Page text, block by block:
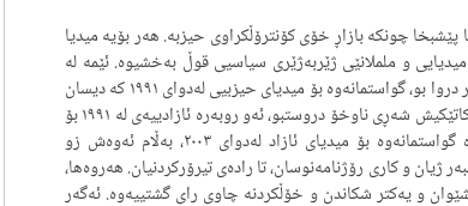
پێشبخا چونکە بازاڕ خۆی کۆنترۆڵکراوی حیزبە. هەر بۆیە میدیا
و ململانێی ژێربەژێری سیاسیی قوڵ بەخشیوە. ئێمە لە
میدیای بەعسەوە کە میدیایەک بو بە بەرگی دەستەڵاتدارێتییەکی تۆتالیتار دروا بو، گواستمانەوە بۆ میدیای حیزبیی لەدوای ١٩٩١ کە دیسان
میدیایەکی نادیموکرات بو و گرنگی بە ئازادیی و دیدی رەخنەیی نەدەدا. کاتێکیش شەڕی ناوخۆ دروستبو، ئەو روبەرە ئازادییەی لە ١٩٩١ بۆ
١٩٩٤ دروستبوبو، بەتەواوی کوژرا. لە میدیای حیزبیی نادیموکراتیکەوە گواستمانەوە بۆ میدیای ئازاد لەدوای ٢٠٠٣، بەڵام ئەوەش زو
ژیان و کاری رۆژنامەنوسان، تا رادەی تیرۆرکردنیان. هەروەها،
و یەکتر شکاندن و خۆڵکردنە چاوی رای گشتییەوە. ئەگەر